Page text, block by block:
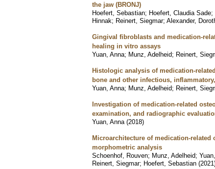
the jaw (BRONJ)
Hoefert, Sebastian; Hoefert, Claudia Sade;
Hinnak; Reinert, Siegmar; Alexander,
Gingival fibroblasts and medication-
healing in vitro assays
Yuan, Anna; Munz, Adelheid; Reinert,
Histologic analysis of medication-
bone and other infectious,
Yuan, Anna; Munz, Adelheid; Reinert,
Investigation of medication-related
examination, and radiographic
Yuan, Anna (2018)
Microarchitecture of medication-related
morphometric analysis
Schoenhof, Rouven; Munz, Adelheid;
Reinert, Siegmar; Hoefert, Sebastian (2021